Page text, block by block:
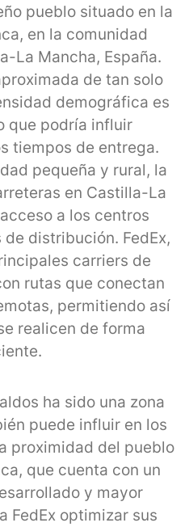
pueblo situado en la
en la comunidad
La Mancha, España.
de tan solo
demográfica es
que podría influir
tiempos de entrega.
pequeña y rural, la
en Castilla-La
a los centros
distribución. FedEx,
carriers de
rutas que conectan
permitiendo así
realicen de forma
ha sido una zona
puede influir en los
proximidad del pueblo
que cuenta con un
y mayor
FedEx optimizar sus